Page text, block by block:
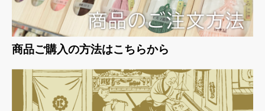
商品ご購入の方法はこちらから